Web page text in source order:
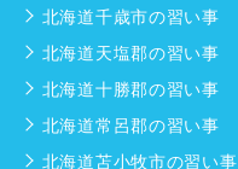
北海道千歳市の習い事
北海道天塩郡の習い事
北海道十勝郡の習い事
北海道常呂郡の習い事
北海道苫小牧市の習い事